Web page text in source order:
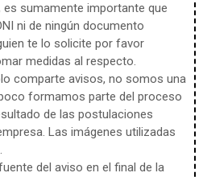
sumamente importante que
ni de ningún documento
te lo solicite por favor
medidas al respecto.
comparte avisos, no somos una
formamos parte del proceso
de las postulaciones
Las imágenes utilizadas
del aviso en el final de la